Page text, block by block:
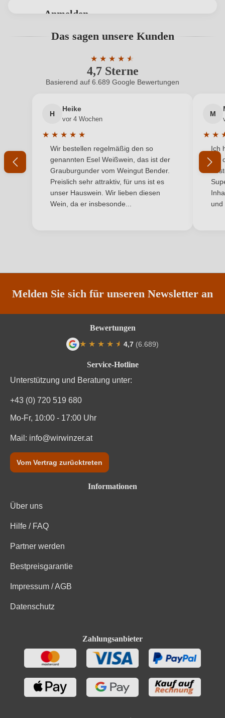
La Fornase
adresse
33087 Pasiano di Pordenone, Italien
Inhalt 0,75 L
Italien
Region
Restzucker in g/L 3 g/L
Säuregehalt in g/L
Weinart
Anmelden
Benutzern abgegeben werden. Bitte loggen Sie sich
Neuer Kunde? Neuer Kunde?
Ihre E-Mail-Adresse
Ihr Passwort
Ich habe mein Passwort vergessen
Das sagen unsere Kunden
4,7 Sterne
★ ★ ★ ★ ★
★
Durchschnittliche Bewertung von 4.7
Basierend auf 6.689 Google Bewertungen
H
Heike
vor 4 Wochen
★ ★ ★ ★ ★
Durchschnittliche Bewertung von 5 von 5 Sternen
Wir bestellen regelmäßig den so
genannten Esel Weißwein, das ist der
Grauburgunder vom Weingut Bender.
Preislich sehr attraktiv, für uns ist es
unser Hauswein. Wir lieben diesen
Wein, da er insbesonde...
M
★ ★
Ich
mit
und
Melden Sie sich für unseren Newsletter an
Service-Hotline
Unterstützung und Beratung unter:
+43 (0) 720 519 680
Mo-Fr, 10:00 - 17:00 Uhr
Mail: info@wirwinzer.at
Vom Vertrag zurücktreten
Informationen
Über uns
Hilfe / FAQ
Partner werden
Bestpreisgarantie
Impressum / AGB
Datenschutz
Zahlungsanbieter
Bewertungen
★ ★ ★ ★ ★
★ 4,7 (6.689)